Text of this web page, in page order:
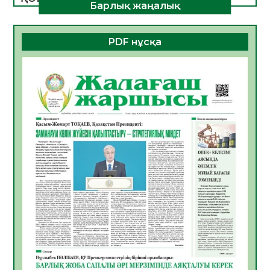
ДАМУЫНЫҢ НЕГІЗІ
06.08.2026
51 0
ҚҰРЫЛТАЙ САЙЛАУЫ – БОЛАШАҚҚА
БАСТАР ЖАУАПТЫ ТАҢДАУ
06.08.2026
Инфекциялық ауруларға қарсы иммундау
жұмыстарының тиімділігі
06.08.2026
55
Көкжөтел ауруы туралы
06.08.2026
53
АПВ вакцинасы туралы мәлімет
06.08.2026
52
Open Air: Қызылорда облысы полиция
департаменті 20 мыңнан астам
көрерменнің қауіпсіздігін қамтамасыз етті
Барлық жаңалық
PDF нұсқа